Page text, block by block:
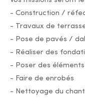
- Construction /
- Travaux de
- Pose de pavés /
- Réaliser des
- Poser des
- Faire de enrobés
- Nettoyage du